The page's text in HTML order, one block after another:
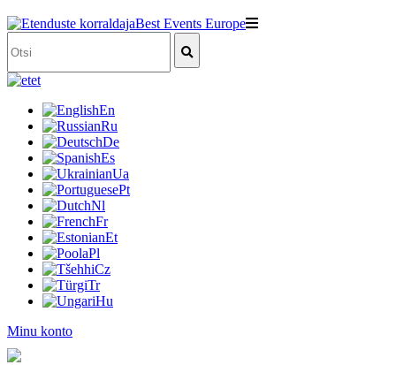
et
En
Ru
De
Es
Ua
Pt
Nl
Fr
Et
Pl
Cz
Tr
Hu
Minu konto